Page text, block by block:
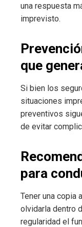
una respuesta
imprevisto.
que
Si bien los
situaciones
preventivos
de evitar
para
Tener una copia
olvidarla dentro
regularidad el